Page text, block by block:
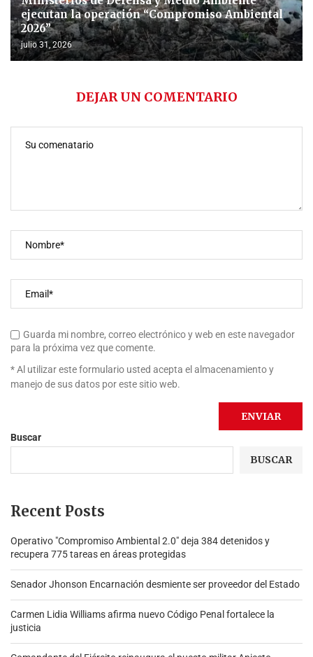
ejecutan la operación “Compromiso Ambiental
2026”
julio 31, 2026
DEJAR UN COMENTARIO
Guarda mi nombre, correo electrónico y web en este navegador
para la próxima vez que comente.
* Al utilizar este formulario usted acepta el almacenamiento y
manejo de sus datos por este sitio web.
Buscar
BUSCAR
Recent Posts
Operativo "Compromiso Ambiental 2.0″ deja 384 detenidos y
recupera 775 tareas en áreas protegidas
Senador Jhonson Encarnación desmiente ser proveedor del Estado
Carmen Lidia Williams afirma nuevo Código Penal fortalece la
justicia